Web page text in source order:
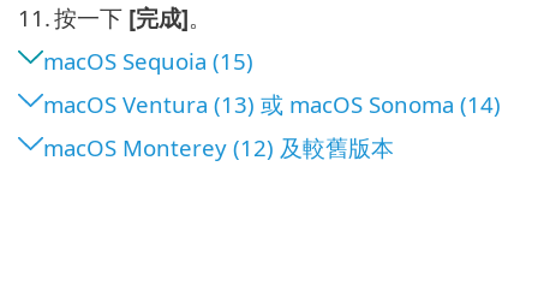
11.按一下 [完成]。
macOS Sequoia (15)
macOS Ventura (13) 或 macOS Sonoma (14)
macOS Monterey (12) 及較舊版本